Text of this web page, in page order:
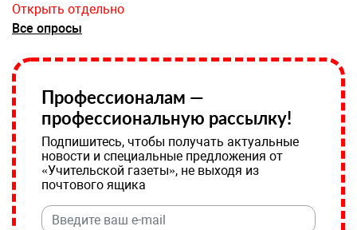
Открыть отдельно
Все опросы
Профессионалам —
профессиональную рассылку!
Подпишитесь, чтобы получать актуальные
новости и специальные предложения от
«Учительской газеты», не выходя из
почтового ящика